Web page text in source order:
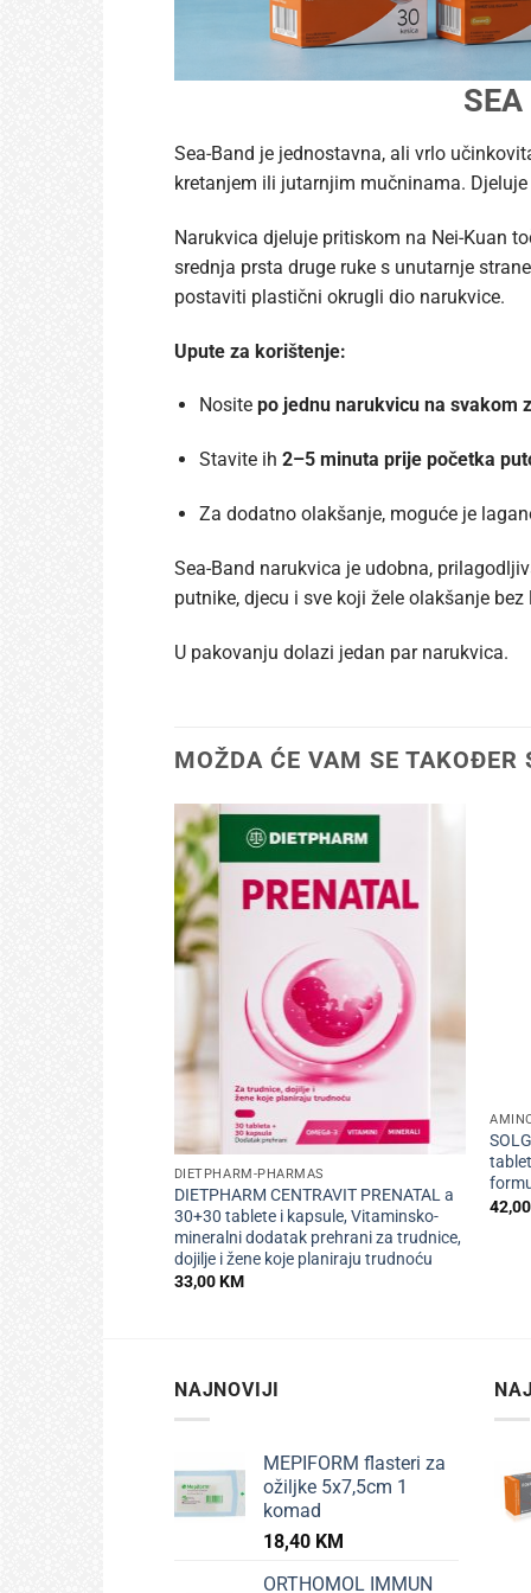
Sea-Band je jednostavna, ali vrlo
kretanjem ili jutarnjim mučninama.
Narukvica djeluje pritiskom na Nei-Kuan
srednja prsta druge ruke s unutarnje
postaviti plastični okrugli dio narukvice.
Upute za korištenje:
Nosite po jednu narukvicu na svakom
Stavite ih 2–5 minuta prije početka
Za dodatno olakšanje, moguće je
Sea-Band narukvica je udobna,
putnike, djecu i sve koji žele olakšanje bez
U pakovanju dolazi jedan par narukvica.
MOŽDA ĆE VAM SE
DIETPHARM-PHARMAS
DIETPHARM CENTRAVIT PRENATAL a
30+30 tablete i kapsule, Vitaminsko-
mineralni dodatak prehrani za trudnice,
dojilje i žene koje planiraju trudnoću
33,00KM
NAJNOVIJI
MEPIFORM flasteri za
ožiljke 5x7,5cm 1
komad
18,40 KM
ORTHOMOL IMMUN